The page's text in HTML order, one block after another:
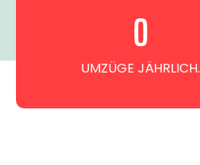
UMZÜGE JÄHRLICH.
0